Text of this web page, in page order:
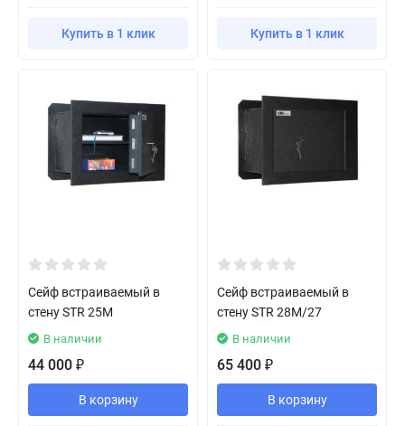
Купить в 1 клик Купить в 1 клик
Сейф встраиваемый в
стену STR 25M
В наличии
44 000 ₽
В корзину
Сейф встраиваемый в
стену STR 28M/27
В наличии
65 400 ₽
В корзину